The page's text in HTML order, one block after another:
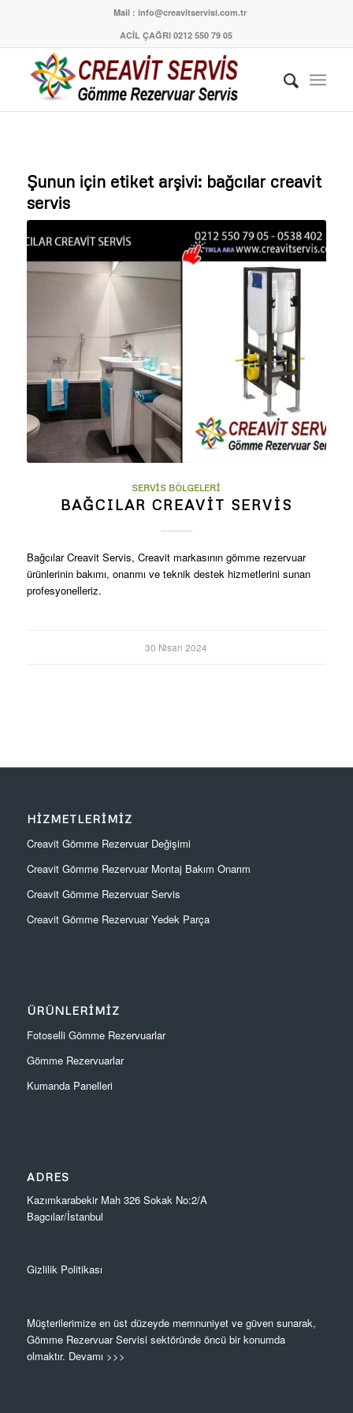
Mail : info@creavitservisi.com.tr
ACİL ÇAĞRI 0212 550 79 05
Şunun için etiket arşivi: bağcılar creavit
servis
SERVIS BÖLGELERI
BAĞCILAR CREAVIT SERVIS
Bağcılar Creavit Servis, Creavit markasının gömme rezervuar
ürünlerinin bakımı, onarımı ve teknik destek hizmetlerini sunan
profesyonelleriz.
30 Nisan 2024
HIZMETLERIMIZ
Creavit Gömme Rezervuar Değişimi
Creavit Gömme Rezervuar Montaj Bakım Onarım
Creavit Gömme Rezervuar Servis
Creavit Gömme Rezervuar Yedek Parça
ÜRÜNLERIMIZ
Fotoselli Gömme Rezervuarlar
Gömme Rezervuarlar
Kumanda Panelleri
ADRES
Kazımkarabekir Mah 326 Sokak No:2/A
Bagcılar/İstanbul
Gizlilik Politikası
Müşterilerimize en üst düzeyde memnuniyet ve güven sunarak,
Gömme Rezervuar Servisi sektöründe öncü bir konumda
olmaktır. Devamı >>>